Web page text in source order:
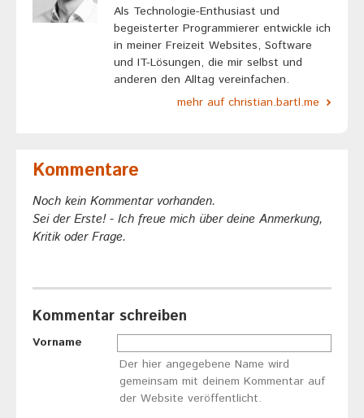
Als Technologie-Enthusiast und
begeisterter Programmierer entwickle ich
in meiner Freizeit Websites, Software
und IT-Lösungen, die mir selbst und
anderen den Alltag vereinfachen.
mehr auf christian.bartl.me
Kommentare
Noch kein Kommentar vorhanden.
Sei der Erste! - Ich freue mich über deine Anmerkung,
Kritik oder Frage.
Kommentar schreiben
Vorname
Der hier angegebene Name wird
gemeinsam mit deinem Kommentar auf
der Website veröffentlicht.